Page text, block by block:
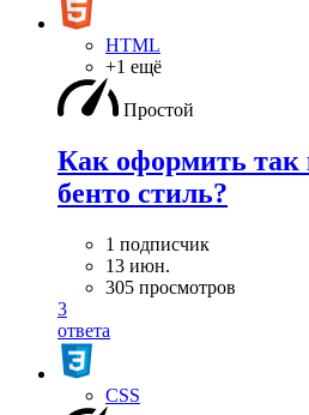
HTML
+1 ещё
Простой
Как оформить так
бенто стиль?
1 подписчик
13 июн.
305 просмотров
3
ответа
CSS